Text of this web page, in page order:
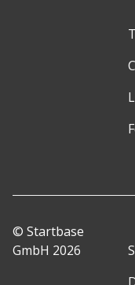
© Startbase
GmbH 2026